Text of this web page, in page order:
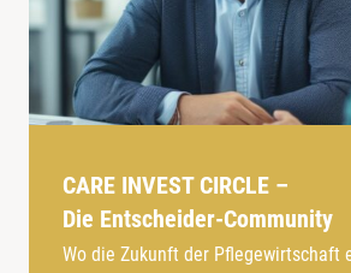
CARE INVEST CIRCLE –
Die Entscheider-Community
Wo die Zukunft der Pflegewirtschaft